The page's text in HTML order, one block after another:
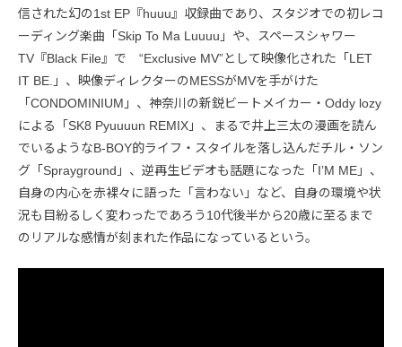
信された幻の1st EP『huuu』収録曲であり、スタジオでの初レコ
ーディング楽曲「Skip To Ma Luuuu」や、スペースシャワー
TV『Black File』で “Exclusive MV”として映像化された「LET
IT BE.」、映像ディレクターのMESSがMVを手がけた
「CONDOMINIUM」、神奈川の新鋭ビートメイカー・Oddy lozy
による「SK8 Pyuuuun REMIX」、まるで井上三太の漫画を読ん
でいるようなB-BOY的ライフ・スタイルを落し込んだチル・ソン
グ「Sprayground」、逆再生ビデオも話題になった「I’M ME」、
自身の内心を赤裸々に語った「言わない」など、自身の環境や状
況も目紛るしく変わったであろう10代後半から20歳に至るまで
のリアルな感情が刻まれた作品になっているという。